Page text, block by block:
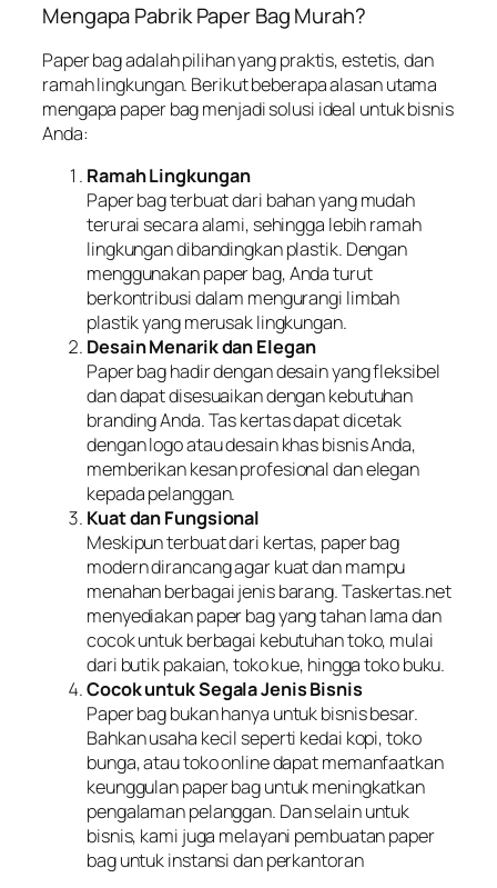
Mengapa Pabrik Paper Bag Murah?
Paper bag adalah pilihan yang praktis, estetis, dan
ramah lingkungan. Berikut beberapa alasan utama
mengapa paper bag menjadi solusi ideal untuk bisnis
Anda:
Ramah Lingkungan
Paper bag terbuat dari bahan yang mudah
terurai secara alami, sehingga lebih ramah
lingkungan dibandingkan plastik. Dengan
menggunakan paper bag, Anda turut
berkontribusi dalam mengurangi limbah
plastik yang merusak lingkungan.
Desain Menarik dan Elegan
Paper bag hadir dengan desain yang fleksibel
dan dapat disesuaikan dengan kebutuhan
branding Anda. Tas kertas dapat dicetak
dengan logo atau desain khas bisnis Anda,
memberikan kesan profesional dan elegan
kepada pelanggan.
Kuat dan Fungsional
Meskipun terbuat dari kertas, paper bag
modern dirancang agar kuat dan mampu
menahan berbagai jenis barang. Taskertas.net
menyediakan paper bag yang tahan lama dan
cocok untuk berbagai kebutuhan toko, mulai
dari butik pakaian, toko kue, hingga toko buku.
Cocok untuk Segala Jenis Bisnis
Paper bag bukan hanya untuk bisnis besar.
Bahkan usaha kecil seperti kedai kopi, toko
bunga, atau toko online dapat memanfaatkan
keunggulan paper bag untuk meningkatkan
pengalaman pelanggan. Dan selain untuk
bisnis, kami juga melayani pembuatan paper
bag untuk instansi dan perkantoran